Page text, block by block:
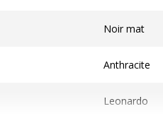
Noir mat
Anthracite
Leonardo